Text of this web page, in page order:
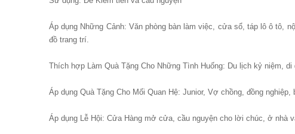
Áp dụng Những Cảnh: Văn phòng bàn làm việc, cửa sổ, táp lô ô tô,
đồ trang trí.
Thích hợp Làm Quà Tặng Cho Những Tình Huống: Du lịch kỷ niệm,
Áp dụng Quà Tặng Cho Mối Quan Hệ: Junior, Vợ chồng, đồng
Áp dụng Lễ Hội: Cửa Hàng mở cửa, cầu nguyện cho lời chúc, ở nhà